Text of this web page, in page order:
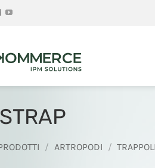
/ ARTROPODI /